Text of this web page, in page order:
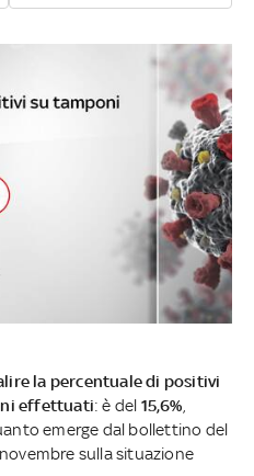
la percentuale di positivi
effettuati: è del 15,6%
emerge dal bollettino del
sulla situazione